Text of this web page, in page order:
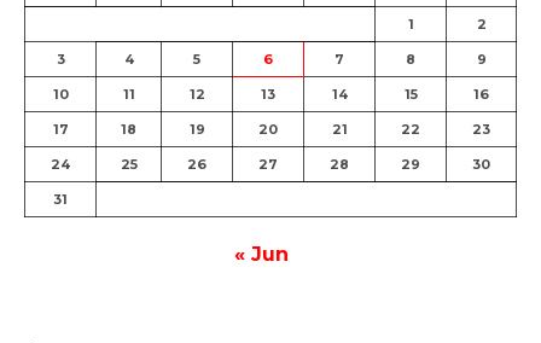
1 2
3 4 5 6 7 8 9
10 11 12 13 14 15 16
17 18 19 20 21 22 23
24 25 26 27 28 29 30
31
« Jun